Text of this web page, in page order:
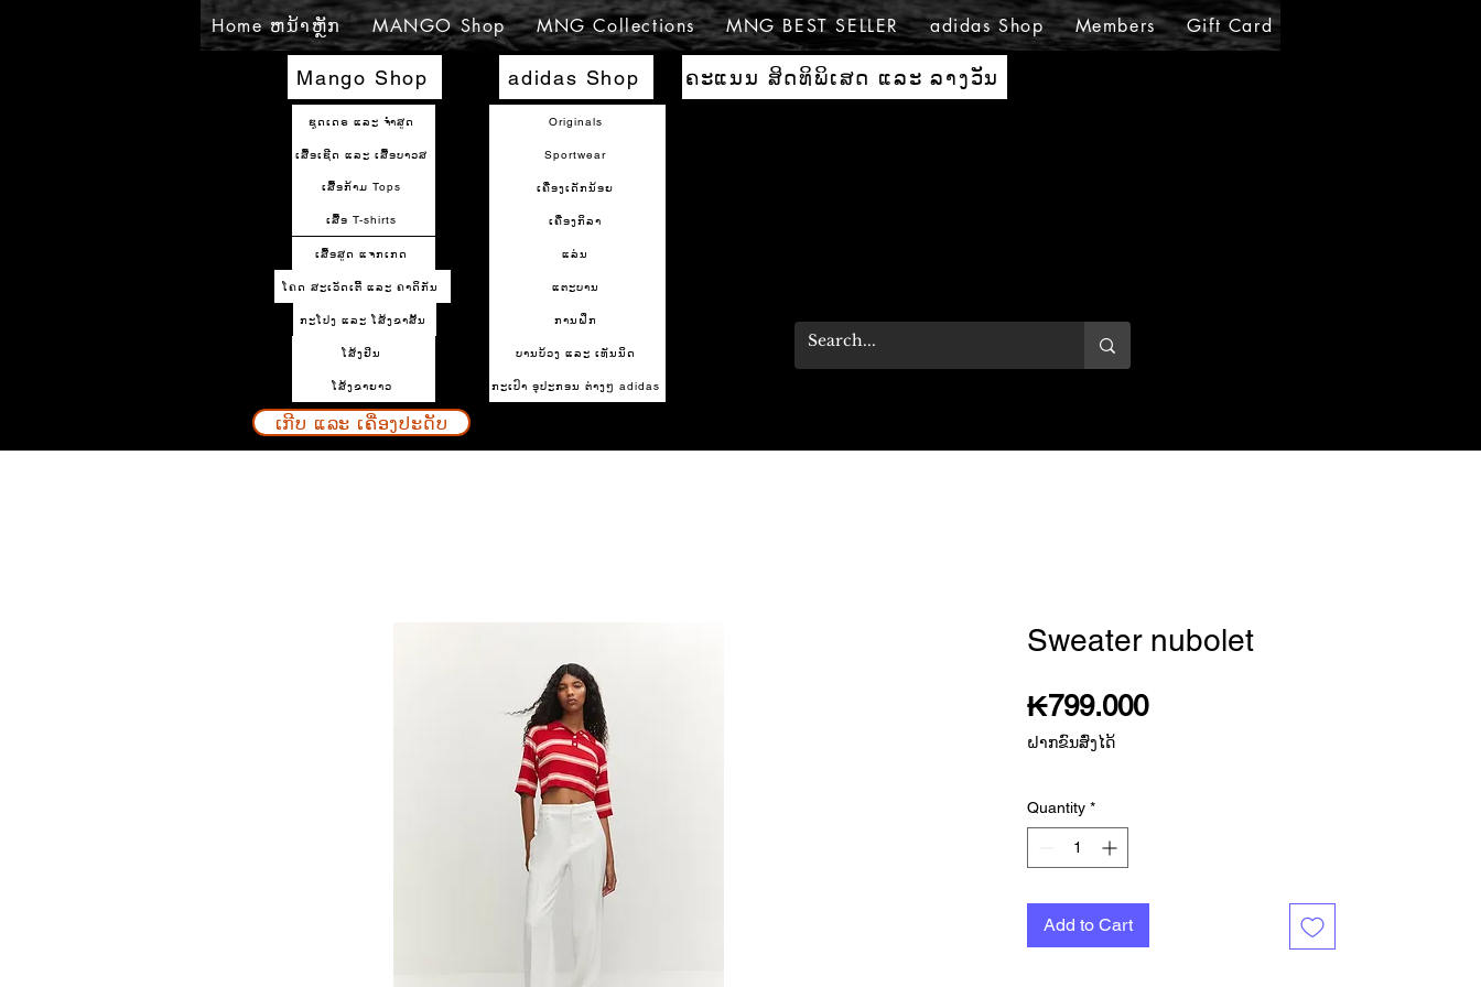
Home ຫນ້າຫຼັກ MANGO Shop MNG Collections MNG BEST SELLER adidas Shop Members Gift Card
Mango Shop
ຊຸດເດຣ ແລະ ຈຳສູດ
ເສື້ອກ້າມ Tops
ເສື້ອເຊີດ ແລະ ເສື້ອບາວສ
ເສື້ອ T-shirts
ເສື້ອສູດ ແຈກເກດ
ໂຄດ ສະເວັດເຕີ້ ແລະ ຄາດິກັນ
ກະໂປງ ແລະ ໂສ້ງຂາສັ້ນ
ໂສ້ງຢິນ
ໂສ້ງຂາຍາວ
adidas Shop ຄະແນນ ສິດທິພິເສດ ແລະ ລາງວັນ
Originals
Sportwear
ເຄື່ອງເດັກນ້ອຍ
ເຄື່ອງກິລາ
ແລ່ນ
ແຕະບານ
ການຝຶກ
ບານບ້ວງ ແລະ ເທັນນິດ
ກະເປົາ ອຸປະກອນ ຕ່າງໆ adidas
ເກີບ ແລະ ເຄື່ອງປະດັບ
Sweater nubolet
₭799.000Price
ຝາກຂົນສົ່ງໄດ້
Quantity *
Add to Cart